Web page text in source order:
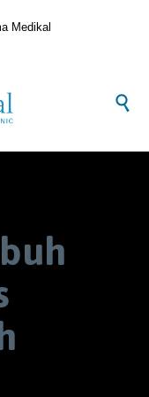
Medikal
